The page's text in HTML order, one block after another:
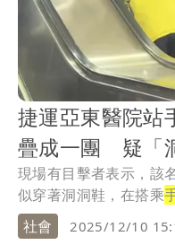
捷運亞東醫院站
疊成一團 疑「
現場有目擊者表示，該
似穿著洞洞鞋，在搭乘
導致...
社會 2025/12/10